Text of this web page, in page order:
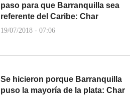
paso para que Barranquilla sea
referente del Caribe: Char
19/07/2018 - 07:06
Se hicieron porque Barranquilla
puso la mayoría de la plata: Char